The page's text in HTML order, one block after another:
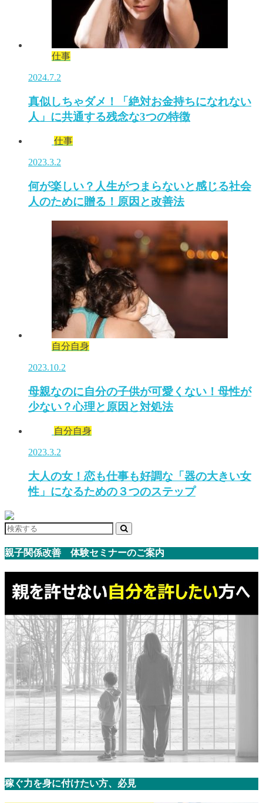
仕事
2024.7.2
真似しちゃダメ！「絶対お金持ちになれない
人」に共通する残念な3つの特徴
仕事
2023.3.2
何が楽しい？人生がつまらないと感じる社会
人のために贈る！原因と改善法
自分自身
2023.10.2
母親なのに自分の子供が可愛くない！母性が
少ない？心理と原因と対処法
自分自身
2023.3.2
大人の女！恋も仕事も好調な「器の大きい女
性」になるための３つのステップ
親子関係改善 体験セミナーのご案内
稼ぐ力を身に付けたい方、必見